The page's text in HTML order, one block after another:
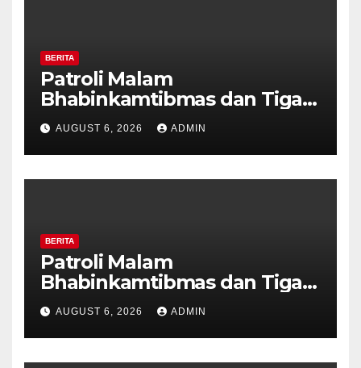
BERITA
Patroli Malam
Bhabinkamtibmas dan Tiga
Pilar Kelurahan Ungaran
Perkuat Kamtibmas, Warga
Diajak Aktifkan Ronda
AUGUST 6, 2026 ADMIN
BERITA
Patroli Malam
Bhabinkamtibmas dan Tiga
Pilar Kelurahan Ungaran
Perkuat Kamtibmas, Warga
Diajak Aktifkan Ronda
AUGUST 6, 2026 ADMIN